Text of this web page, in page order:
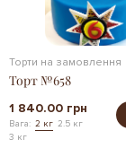
Торти на замовлення
Торт №658
1 840.00 грн
Вага: 2 кг 2.5 кг
3 кг